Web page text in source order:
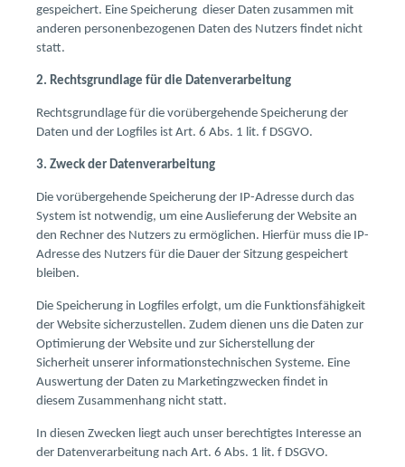
gespeichert. Eine Speicherung dieser Daten zusammen mit
anderen personenbezogenen Daten des Nutzers findet nicht
statt.
2. Rechtsgrundlage für die Datenverarbeitung
Rechtsgrundlage für die vorübergehende Speicherung der
Daten und der Logfiles ist Art. 6 Abs. 1 lit. f DSGVO.
3. Zweck der Datenverarbeitung
Die vorübergehende Speicherung der IP-Adresse durch das
System ist notwendig, um eine Auslieferung der Website an
den Rechner des Nutzers zu ermöglichen. Hierfür muss die IP-
Adresse des Nutzers für die Dauer der Sitzung gespeichert
bleiben.
Die Speicherung in Logfiles erfolgt, um die Funktionsfähigkeit
der Website sicherzustellen. Zudem dienen uns die Daten zur
Optimierung der Website und zur Sicherstellung der
Sicherheit unserer informationstechnischen Systeme. Eine
Auswertung der Daten zu Marketingzwecken findet in
diesem Zusammenhang nicht statt.
In diesen Zwecken liegt auch unser berechtigtes Interesse an
der Datenverarbeitung nach Art. 6 Abs. 1 lit. f DSGVO.